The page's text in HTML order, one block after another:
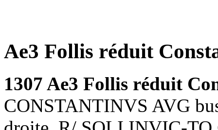
Ae3 Follis réduit
1307 Ae3 Follis réduit
CONSTANTINVS AVG